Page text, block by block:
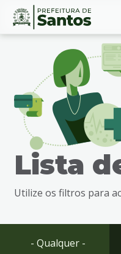
Ir
busca
Ir
Conteúdo
Lista
Utilize os filtros para
- Qualquer -